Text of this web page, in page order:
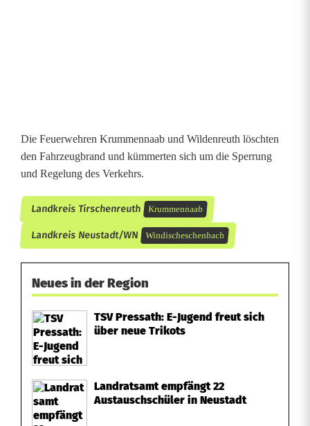
n
t
ö
d
l
Die Feuerwehren Krummennaab und Wildenreuth löschten
den Fahrzeugbrand und kümmerten sich um die Sperrung
und Regelung des Verkehrs.
Landkreis Tirschenreuth Krummennaab
Landkreis Neustadt/WN Windischeschenbach
Neues in der Region
TSV Pressath: E-Jugend freut sich
über neue Trikots
Landratsamt empfängt 22
Austauschschüler in Neustadt